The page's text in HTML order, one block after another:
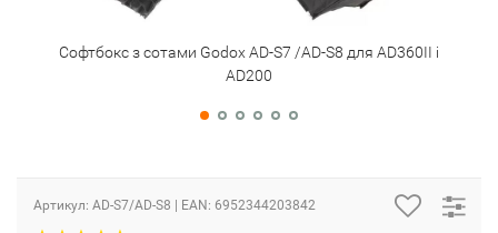
Софтбокс з сотами Godox AD-S7 /AD-S8 для AD360II і
AD200
Артикул: AD-S7/AD-S8 | EAN: 6952344203842